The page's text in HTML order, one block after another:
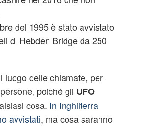
del 1995 è stato avvistato
di Hebden Bridge da 250
luogo delle chiamate, per
poiché gli UFO
cosa. In Inghilterra
avvistati, ma cosa saranno